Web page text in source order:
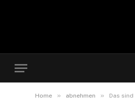
Home » abnehmen » Das